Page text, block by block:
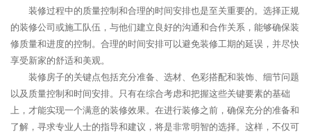
装修过程中的质量控制和合理的时间安排也是至关重要的。选择正规
的装修公司或施工队伍，与他们建立良好的沟通和合作关系，能够确保装
修质量和进度的控制。合理的时间安排可以避免装修工期的延误，并尽快
享受新家的舒适和美观。
装修房子的关键点包括充分准备、选材、色彩搭配和装饰、细节问题
以及质量控制和时间安排。只有在综合考虑和把握这些关键要素的基础
上，才能实现一个满意的装修效果。在进行装修之前，确保充分的准备和
了解，寻求专业人士的指导和建议，将是非常明智的选择。这样，不仅可